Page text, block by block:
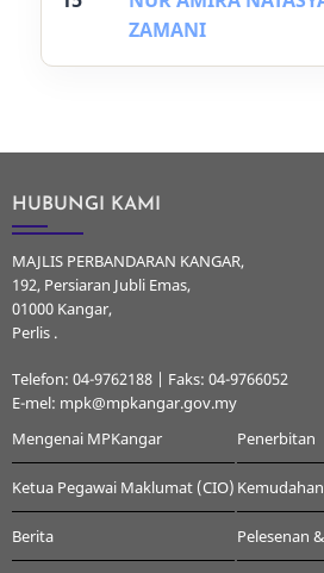
ZAMANI
HUBUNGI KAMI
MAJLIS PERBANDARAN KANGAR,
192, Persiaran Jubli Emas,
01000 Kangar,
Perlis .
Telefon: 04-9762188 | Faks: 04-9766052
E-mel: mpk@mpkangar.gov.my
Mengenai MPKangar
Ketua Pegawai Maklumat (CIO)
Berita
Penerbitan
Pelesenan